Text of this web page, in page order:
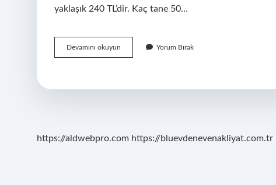
yaklaşık 240 TL’dir. Kaç tane 50…
Devamını okuyun
Tane
1
Yorum Bırak
https://aldwebpro.com https://bluevdenevenakliyat.com.tr